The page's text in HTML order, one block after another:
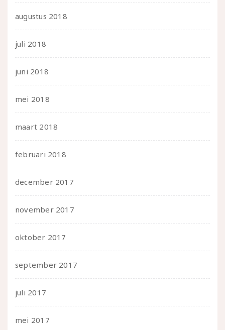
augustus 2018
juli 2018
juni 2018
mei 2018
maart 2018
februari 2018
december 2017
november 2017
oktober 2017
september 2017
juli 2017
mei 2017